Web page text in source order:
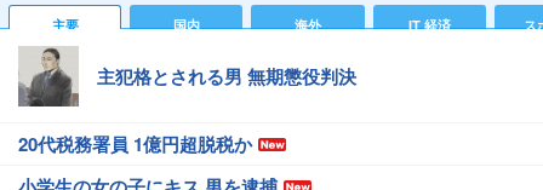
主要 国内 海外 IT 経済 ス
主犯格とされる男 無期懲役判決
20代税務署員 1億円超脱税か